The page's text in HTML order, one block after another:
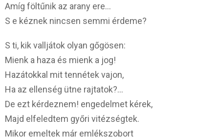
Amíg föltűnik az arany ere…
S e kéznek nincsen semmi érdeme?
S ti, kik valljátok olyan gőgösen:
Mienk a haza és mienk a jog!
Hazátokkal mit tennétek vajon,
Ha az ellenség ütne rajtatok?…
De ezt kérdeznem! engedelmet kérek,
Majd elfeledtem győri vitézségtek.
Mikor emeltek már emlékszobort